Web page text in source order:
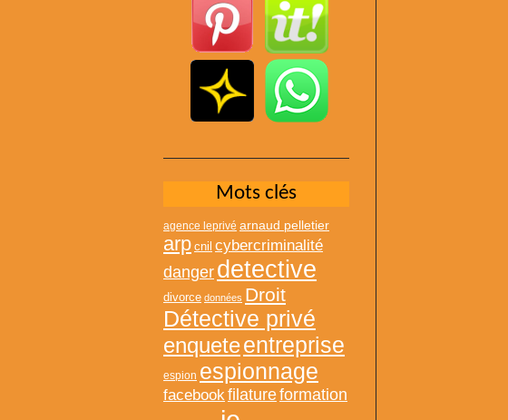
Mots clés
agence leprivé arnaud pelletier
arp cnil cybercriminalité
danger detective
divorce données Droit
Détective privé
enqueteentreprise
espion espionnage
facebook filatureformation